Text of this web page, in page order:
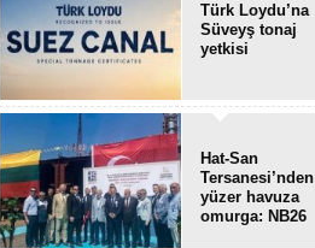
Türk Loydu’na
Süveyş tonaj
yetkisi
Hat-San
Tersanesi’nden
yüzer havuza
omurga: NB26